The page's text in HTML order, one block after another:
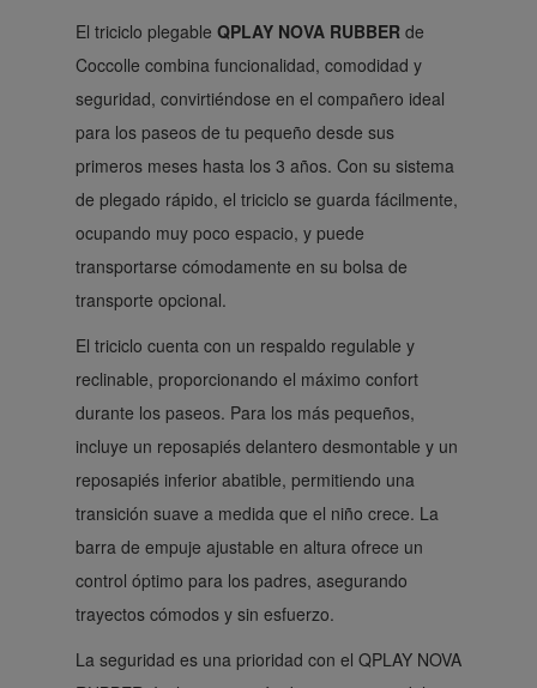
El triciclo plegable QPLAY NOVA RUBBER de
Coccolle combina funcionalidad, comodidad y
seguridad, convirtiéndose en el compañero ideal
para los paseos de tu pequeño desde sus
primeros meses hasta los 3 años. Con su sistema
de plegado rápido, el triciclo se guarda fácilmente,
ocupando muy poco espacio, y puede
transportarse cómodamente en su bolsa de
transporte opcional.
El triciclo cuenta con un respaldo regulable y
reclinable, proporcionando el máximo confort
durante los paseos. Para los más pequeños,
incluye un reposapiés delantero desmontable y un
reposapiés inferior abatible, permitiendo una
transición suave a medida que el niño crece. La
barra de empuje ajustable en altura ofrece un
control óptimo para los padres, asegurando
trayectos cómodos y sin esfuerzo.
La seguridad es una prioridad con el QPLAY NOVA